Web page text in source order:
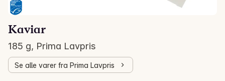
Kaviar
185 g, Prima Lavpris
Se alle varer fra Prima Lavpris